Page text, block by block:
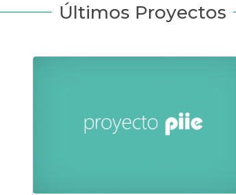
Últimos Proyectos